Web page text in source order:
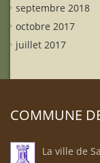
septembre 2018
octobre 2017
juillet 2017
COMMUNE
La ville de